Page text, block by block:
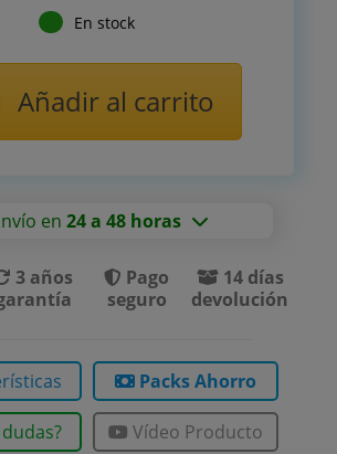
En stock
Añadir al carrito
en24 a 48 horas
3 años
Pago
seguro
14 días
devolución
Packs Ahorro
Vídeo Producto